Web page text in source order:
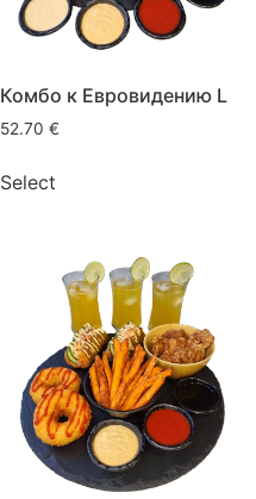
Комбо к Евровидению L
52.70 €
Select